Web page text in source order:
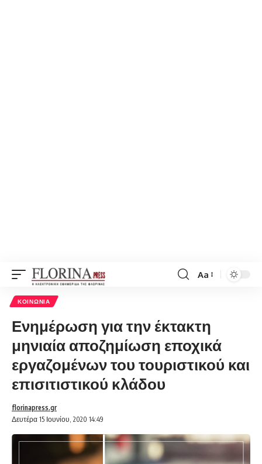
Font
Aa
ΚΟΙΝΩΝΊΑ
Ενημέρωση για την έκτακτη
μηνιαία αποζημίωση εποχικά
εργαζομένων του τουριστικού και
επισιτιστικού κλάδου
Δευτέρα 15 Ιουνίου, 2020 14:49
florinapress.gr